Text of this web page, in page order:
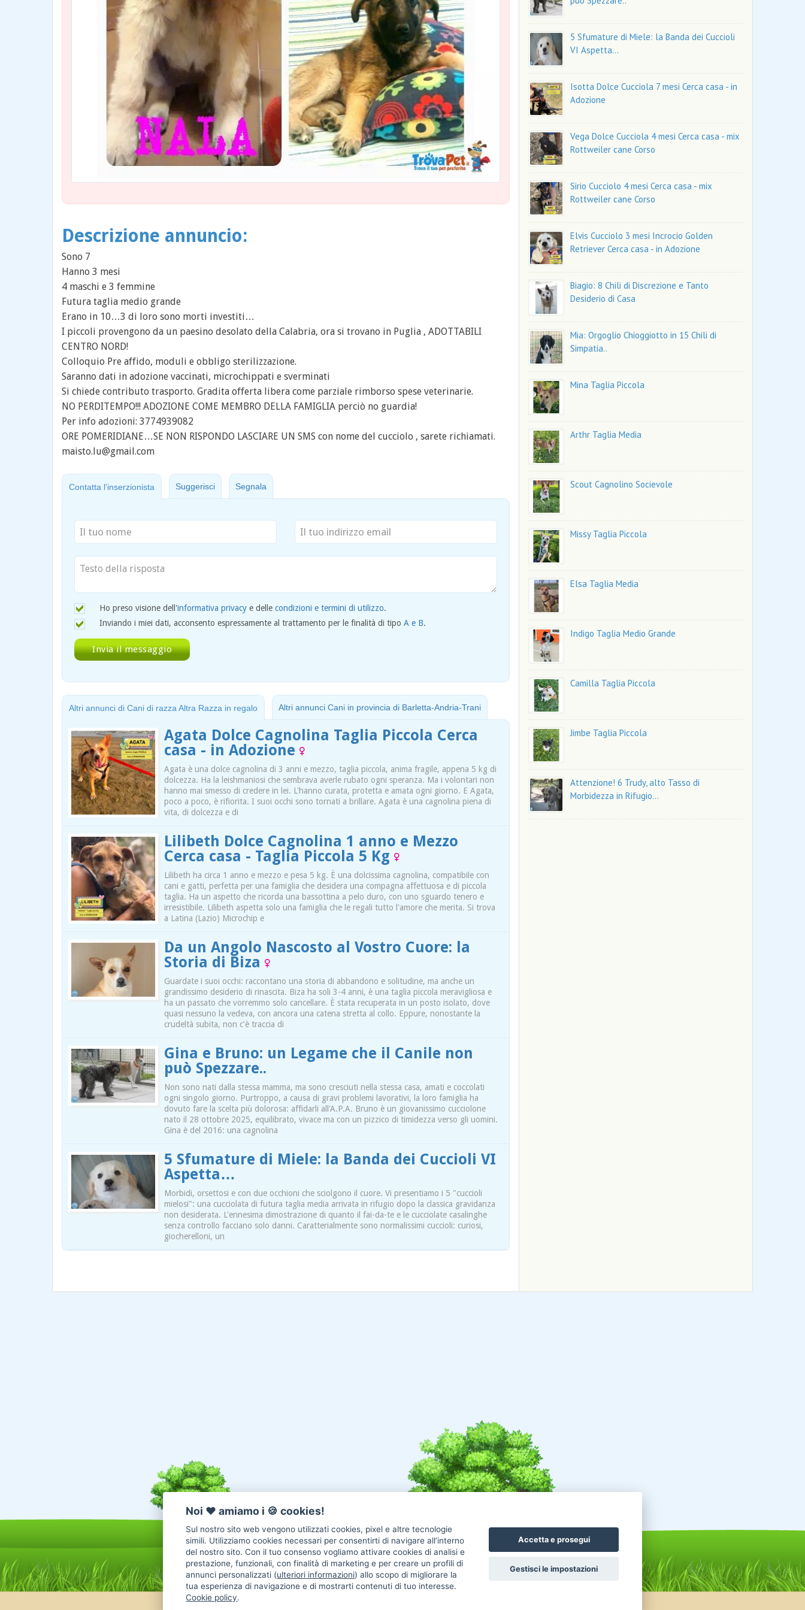
Descrizione annuncio:
Sono 7
Hanno 3 mesi
4 maschi e 3 femmine
Futura taglia medio grande
Erano in 10…3 di loro sono morti investiti…
I piccoli provengono da un paesino desolato della Calabria, ora si trovano in Puglia , ADOTTABILI
CENTRO NORD!
Colloquio Pre affido, moduli e obbligo sterilizzazione.
Saranno dati in adozione vaccinati, microchippati e sverminati
Si chiede contributo trasporto. Gradita offerta libera come parziale rimborso spese veterinarie.
NO PERDITEMPO!!! ADOZIONE COME MEMBRO DELLA FAMIGLIA perciò no guardia!
Per info adozioni: 3774939082
ORE POMERIDIANE…SE NON RISPONDO LASCIARE UN SMS con nome del cucciolo , sarete richiamati.
maisto.lu@gmail.com
Contatta l'inserzionista Suggerisci Segnala
Ho preso visione dell'informativa privacy e delle condizioni e termini di utilizzo.
Inviando i miei dati, acconsento espressamente al trattamento per le finalità di tipo A e B.
Altri annunci di Cani di razza Altra Razza in regalo Altri annunci Cani in provincia di Barletta-Andria-Trani
Agata Dolce Cagnolina Taglia Piccola Cerca
casa - in Adozione
Agata è una dolce cagnolina di 3 anni e mezzo, taglia piccola, anima fragile, appena 5 kg di
dolcezza. Ha la leishmaniosi che sembrava averle rubato ogni speranza. Ma i volontari non
hanno mai smesso di credere in lei. L'hanno curata, protetta e amata ogni giorno. E Agata,
poco a poco, è rifiorita. I suoi occhi sono tornati a brillare. Agata è una cagnolina piena di
vita, di dolcezza e di
Lilibeth Dolce Cagnolina 1 anno e Mezzo
Cerca casa - Taglia Piccola 5 Kg
Lilibeth ha circa 1 anno e mezzo e pesa 5 kg. È una dolcissima cagnolina, compatibile con
cani e gatti, perfetta per una famiglia che desidera una compagna affettuosa e di piccola
taglia. Ha un aspetto che ricorda una bassottina a pelo duro, con uno sguardo tenero e
irresistibile. Lilibeth aspetta solo una famiglia che le regali tutto l'amore che merita. Si trova
a Latina (Lazio) Microchip e
Da un Angolo Nascosto al Vostro Cuore: la
Storia di Biza
Guardate i suoi occhi: raccontano una storia di abbandono e solitudine, ma anche un
grandissimo desiderio di rinascita. Biza ha soli 3-4 anni, è una taglia piccola meravigliosa e
ha un passato che vorremmo solo cancellare. È stata recuperata in un posto isolato, dove
quasi nessuno la vedeva, con ancora una catena stretta al collo. Eppure, nonostante la
crudeltà subita, non c'è traccia di
Gina e Bruno: un Legame che il Canile non
può Spezzare..
Non sono nati dalla stessa mamma, ma sono cresciuti nella stessa casa, amati e coccolati
ogni singolo giorno. Purtroppo, a causa di gravi problemi lavorativi, la loro famiglia ha
dovuto fare la scelta più dolorosa: affidarli all'A.P.A. Bruno è un giovanissimo cucciolone
nato il 28 ottobre 2025, equilibrato, vivace ma con un pizzico di timidezza verso gli uomini.
Gina è del 2016: una cagnolina
5 Sfumature di Miele: la Banda dei Cuccioli VI
Aspetta…
Morbidi, orsettosi e con due occhioni che sciolgono il cuore. Vi presentiamo i 5 "cuccioli
mielosi": una cucciolata di futura taglia media arrivata in rifugio dopo la classica gravidanza
non desiderata. L'ennesima dimostrazione di quanto il fai-da-te e le cucciolate casalinghe
senza controllo facciano solo danni. Caratterialmente sono normalissimi cuccioli: curiosi,
giocherelloni, un
5 Sfumature di Miele: la Banda dei Cuccioli
VI Aspetta…
Isotta Dolce Cucciola 7 mesi Cerca casa - in
Adozione
Vega Dolce Cucciola 4 mesi Cerca casa - mix
Rottweiler cane Corso
Sirio Cucciolo 4 mesi Cerca casa - mix
Rottweiler cane Corso
Elvis Cucciolo 3 mesi Incrocio Golden
Retriever Cerca casa - in Adozione
Biagio: 8 Chili di Discrezione e Tanto
Desiderio di Casa
Mia: Orgoglio Chioggiotto in 15 Chili di
Simpatia..
Mina Taglia Piccola
Arthr Taglia Media
Scout Cagnolino Socievole
Missy Taglia Piccola
Elsa Taglia Media
Indigo Taglia Medio Grande
Camilla Taglia Piccola
Jimbe Taglia Piccola
Attenzione! 6 Trudy, alto Tasso di
Morbidezza in Rifugio…
Noi ♥️ amiamo i 🍪 cookies!
Sul nostro sito web vengono utilizzati cookies, pixel e altre tecnologie
simili. Utilizziamo cookies necessari per consentirti di navigare all’interno
del nostro sito. Con il tuo consenso vogliamo attivare cookies di analisi e
prestazione, funzionali, con finalità di marketing e per creare un profili di
annunci personalizzati (ulteriori informazioni) allo scopo di migliorare la
tua esperienza di navigazione e di mostrarti contenuti di tuo interesse.
Cookie policy.
Accetta e prosegui
Gestisci le impostazioni